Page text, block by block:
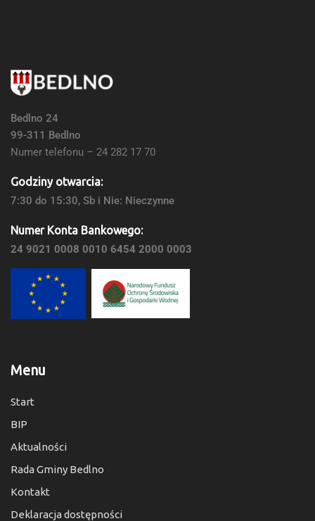
Bedlno 24
99-311 Bedlno
Numer telefonu – 24 282 17 70
Godziny otwarcia:
7:30 do 15:30, Sb i Nie: Nieczynne
Numer Konta Bankowego:
24 9021 0008 0010 6454 2000 0003
Menu
Start
BIP
Aktualności
Rada Gminy Bedlno
Kontakt
Deklaracja dostępności